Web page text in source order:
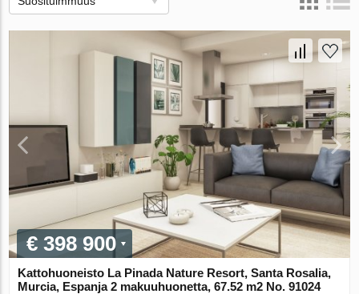
€ 398 900
Kattohuoneisto La Pinada Nature Resort, Santa Rosalia,
Murcia, Espanja 2 makuuhuonetta, 67.52 m2 No. 91024